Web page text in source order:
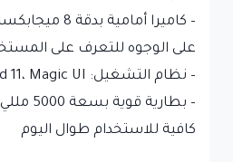
– كاميرا
على الوجوه للتعرف على
– نظام التشغيل: Android 11، Magic UI
– بطارية
كافية للاستخدام طوال اليوم